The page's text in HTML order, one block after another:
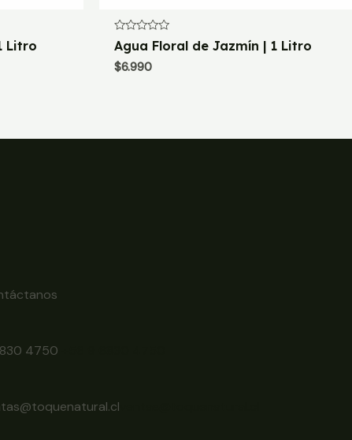
Litro
Valorado
con
0
de
Agua Floral de Jazmín | 1 Litro
$6.990
4750